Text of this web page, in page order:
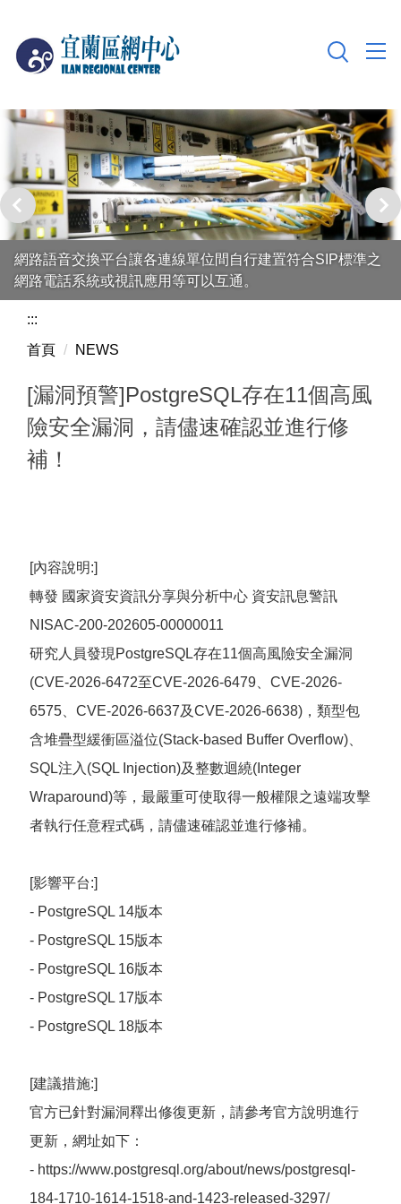
主
容
網路語音交換平台讓各連線單位間自行建置符合SIP標準之
網路電話系統或視訊應用等可以互通。
:::
首頁
NEWS
[漏洞預警]PostgreSQL存在11個高風
險安全漏洞，請儘速確認並進行修
補！
[內容說明:]
轉發 國家資安資訊分享與分析中心 資安訊息警訊
NISAC-200-202605-00000011
研究人員發現PostgreSQL存在11個高風險安全漏洞
(CVE-2026-6472至CVE-2026-6479、CVE-2026-
6575、CVE-2026-6637及CVE-2026-6638)，類型包
含堆疊型緩衝區溢位(Stack-based Buffer Overflow)、
SQL注入(SQL Injection)及整數迴繞(Integer
Wraparound)等，最嚴重可使取得一般權限之遠端攻擊
者執行任意程式碼，請儘速確認並進行修補。
[影響平台:]
- PostgreSQL 14版本
- PostgreSQL 15版本
- PostgreSQL 16版本
- PostgreSQL 17版本
- PostgreSQL 18版本
[建議措施:]
官方已針對漏洞釋出修復更新，請參考官方說明進行
更新，網址如下：
- https://www.postgresql.org/about/news/postgresql-
184-1710-1614-1518-and-1423-released-3297/